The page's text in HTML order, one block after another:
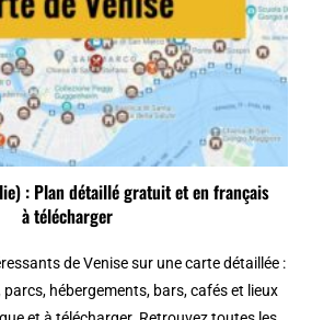
: Plan détaillé gratuit et en français
à télécharger
de Venise sur une carte détaillée :
hébergements, bars, cafés et lieux